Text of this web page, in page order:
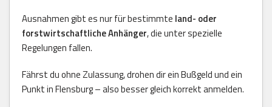
Ausnahmen gibt es nur für bestimmte land- oder
forstwirtschaftliche Anhänger, die unter spezielle
Regelungen fallen.
Fährst du ohne Zulassung, drohen dir ein Bußgeld und ein
Punkt in Flensburg – also besser gleich korrekt anmelden.